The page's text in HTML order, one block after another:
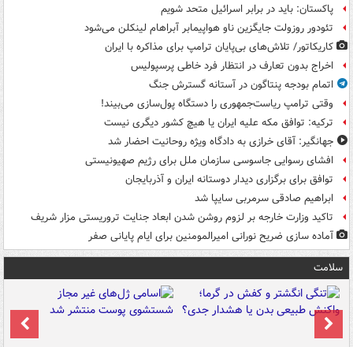
پاکستان: باید در برابر اسرائیل متحد شویم
تئودور روزولت جایگزین ناو هواپیمابر آبراهام لینکلن می‌شود
کاریکاتور/ تلاش‌های بی‌پایان ترامپ برای مذاکره با ایران
اخراج بدون تعارف در انتظار فرد خاطی پرسپولیس
اتمام بودجه پنتاگون در آستانه گسترش جنگ
وقتی ترامپ ریاست‌جمهوری را دستگاه پول‌سازی می‌بیند!
ترکیه: توافق مکه علیه ایران یا هیچ کشور دیگری نیست
جهانگیر: آقای خرازی به دادگاه ویژه روحانیت احضار شد
افشای رسوایی جاسوسی سازمان ملل برای رژیم صهیونیستی
توافق برای برگزاری دیدار دوستانه ایران و آذربایجان
ابراهیم صادقی سرمربی سایپا شد
تاکید وزارت خارجه بر لزوم روشن شدن ابعاد جنایت تروریستی مزار شریف
آماده سازی ضریح نورانی امیرالمومنین برای ایام پایانی صفر
سلامت